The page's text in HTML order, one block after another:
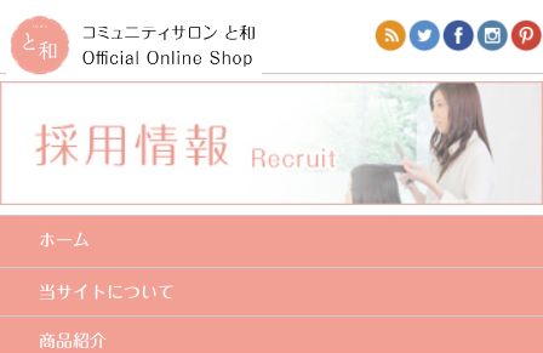
ホーム
当サイトについて
商品紹介